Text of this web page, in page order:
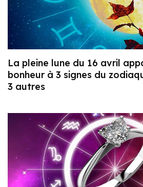
La pleine lune du 16 avril
bonheur à 3 signes du
3 autres